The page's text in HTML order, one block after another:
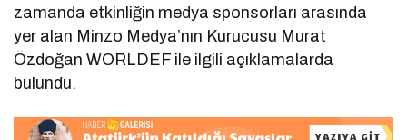
zamanda etkinliğin medya sponsorları arasında
yer alan Minzo Medya’nın Kurucusu Murat
Özdoğan WORLDEF ile ilgili açıklamalarda
bulundu.